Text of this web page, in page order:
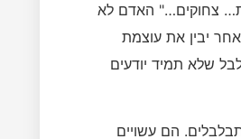
צחוקים…" האדם לא
יבין את עוצמת
שלא תמיד יודעים
הם עשויים